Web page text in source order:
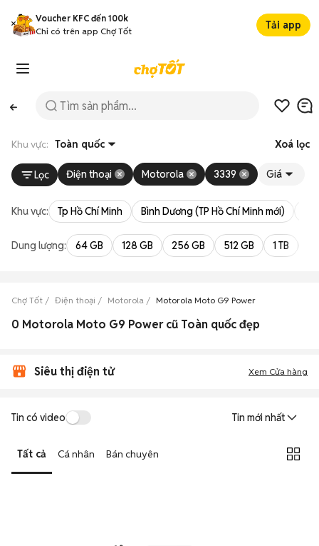
Voucher KFC đến 100k
Chỉ có trên app Chợ Tốt
Tải app
Khu vực: Toàn quốc Xoá lọc
Lọc Điện thoại Motorola 3339 Giá
Khu vực: Tp Hồ Chí Minh Bình Dương (TP Hồ Chí Minh mới)
Dung lượng: 64 GB 128 GB 256 GB 512 GB 1 TB
Chợ Tốt Điện thoại Motorola Motorola Moto G9 Power
0 Motorola Moto G9 Power cũ Toàn quốc đẹp
Siêu thị điện tử Xem Cửa hàng
Tin có video Tin mới nhất
Tất cả Cá nhân Bán chuyên